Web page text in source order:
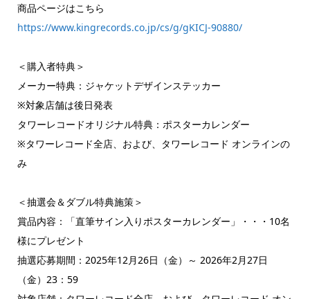
商品ページはこちら
https://www.kingrecords.co.jp/cs/g/gKICJ-90880/
＜購入者特典＞
メーカー特典：ジャケットデザインステッカー
※対象店舗は後日発表
タワーレコードオリジナル特典：ポスターカレンダー
※タワーレコード全店、および、タワーレコード オンラインの
み
＜抽選会＆ダブル特典施策＞
賞品内容：「直筆サイン入りポスターカレンダー」・・・10名
様にプレゼント
抽選応募期間：2025年12月26日（金）～ 2026年2月27日
（金）23：59